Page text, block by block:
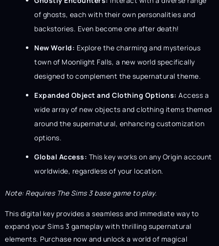
of ghosts, each with their own personalities and
backstories. Even become one after death!
New World: Explore the charming and mysterious
town of Moonlight Falls, a new world specifically
designed to complement the supernatural theme.
Expanded Object and Clothing Options: Access a
wide array of new objects and clothing items themed
around the supernatural, enhancing customization
options.
Global Access: This key works on any Origin account
worldwide, regardless of your location.
Note: Requires The Sims 3 base game to play.
This digital key provides a seamless and immediate way to
expand your Sims 3 gameplay with thrilling supernatural
elements. Purchase now and unlock a world of magical